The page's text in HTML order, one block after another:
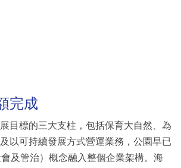
完成
目標的三大支柱，包括保育大自然、為
以可持續發展方式營運業務，公園早已
及管治）概念融入整個企業架構。海